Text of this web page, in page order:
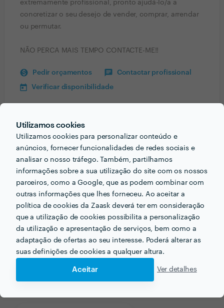
Utilizamos cookies
Utilizamos cookies para personalizar conteúdo e
anúncios, fornecer funcionalidades de redes sociais e
analisar o nosso tráfego. Também, partilhamos
informações sobre a sua utilização do site com os nossos
parceiros, como a Google, que as podem combinar com
outras informações que lhes forneceu. Ao aceitar a
política de cookies da Zaask deverá ter em consideração
que a utilização de cookies possibilita a personalização
da utilização e apresentação de serviços, bem como a
adaptação de ofertas ao seu interesse. Poderá alterar as
suas definições de cookies a qualquer altura.
Aceitar Ver detalhes
extremamente profissional, pronto ajudá-lo/a a
concretizar o seu desejo de vender, comprar, arrendar
ou permutar.
NÃO PERCA MAIS TEMPO CONTACTE-ME!!
Pedir orçamentos Contactar profissional
Verificar disponibilidade
Informação validada
email Endereço de e-mail
Receba várias propostas de profissionais como
em poucas horas.